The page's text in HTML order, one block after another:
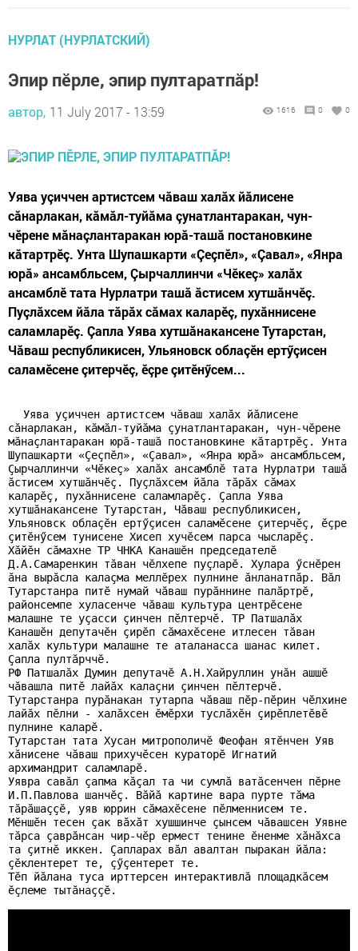
НУРЛАТ (НУРЛАТСКИЙ)
Эпир пӗрле, эпир пултаратпăр!
автор, 11 July 2017 - 13:59 1616 0 0
Уява уçиччен артистсем чăваш халăх йăлисене
сăнарлакан, кăмăл-туйăма çунатлантаракан, чун-
чӗрене мăнаçлантаракан юрă-ташă постановкине
кăтартрӗç. Унта Шупашкарти «Çеçпӗл», «Çавал», «Янра
юрă» ансамбльсем, Çырчаллинчи «Чӗкеç» халăх
ансамблӗ тата Нурлатри ташă ăстисем хутшăнчӗç.
Пуçлăхсем йăла тăрăх сăмах каларӗç, пухăннисене
саламларӗç. Çапла Уява хутшăнакансене Тутарстан,
Чăваш республикисен, Ульяновск облаçӗн ертӳçисен
саламӗсене çитерчӗç, ӗçре çитӗнӳсем...
Уява уçиччен артистсем чăваш халăх йăлисене
сăнарлакан, кăмăл-туйăма çунатлантаракан, чун-чӗрене
мăнаçлантаракан юрă-ташă постановкине кăтартрӗç. Унта
Шупашкарти «Çеçпӗл», «Çавал», «Янра юрă» ансамбльсем,
Çырчаллинчи «Чӗкеç» халăх ансамблӗ тата Нурлатри ташă
ăстисем хутшăнчӗç. Пуçлăхсем йăла тăрăх сăмах
каларӗç, пухăннисене саламларӗç. Çапла Уява
хутшăнакансене Тутарстан, Чăваш республикисен,
Ульяновск облаçӗн ертӳçисен саламӗсене çитерчӗç, ӗçре
çитӗнӳсем тунисене Хисеп хучӗсем парса чысларӗç.
Хăйӗн сăмахне ТР ЧНКА Канашӗн председателӗ
Д.А.Самаренкин тăван чӗлхепе пуçларӗ. Хулара ӳснӗрен
ăна вырăсла калаçма меллӗрех пулнине ăнланатпăр. Вăл
Тутарстанра питӗ нумай чăваш пурăннине палăртрӗ,
районсемпе хуласенче чăваш культура центрӗсене
малашне те уçасси çинчен пӗлтерчӗ. ТР Патшалăх
Канашӗн депутачӗн çирӗп сăмахӗсене итлесен тăван
халăх культури малашне те аталанасса шанас килет .
Çапла пултăрччӗ.
РФ Патшалăх Думин депутачӗ А.Н.Хайруллин унăн ашшӗ
чăвашла питӗ лайăх калаçни çинчен пӗлтерчӗ.
Тутарстанра пурăнакан тутарпа чăваш пӗр-пӗрин чӗлхине
лайăх пӗлни - халăхсен ӗмӗрхи туслăхӗн çирӗплетӗвӗ
пулнине каларӗ.
Тутарстан тата Хусан митрополичӗ Феофан ятӗнчен Уяв
хăнисене чăваш прихучӗсен кураторӗ Игнатий
архимандрит саламларӗ.
Уявра савăл çапма кăçал та чи сумлă ватăсенчен пӗрне
И.П.Павлова шанчӗç. Вăйă картине вара пурте тăма
тăрăшаççӗ, уяв юррин сăмахӗсене пӗлменнисем те.
Мӗншӗн тесен çак вăхăт хушшинче çынсем чăвашсен Уявне
тăрса çаврăнсан чир-чӗр ермест тенине ӗненме хăнăхса
та çитнӗ иккен. Çапларах вăл авалтан пыракан йăла:
çӗклентерет те, çӳçентерет те.
Тӗп йăлана туса ирттерсен интерактивлă площадкăсем
ӗçлеме тытăнаççӗ.